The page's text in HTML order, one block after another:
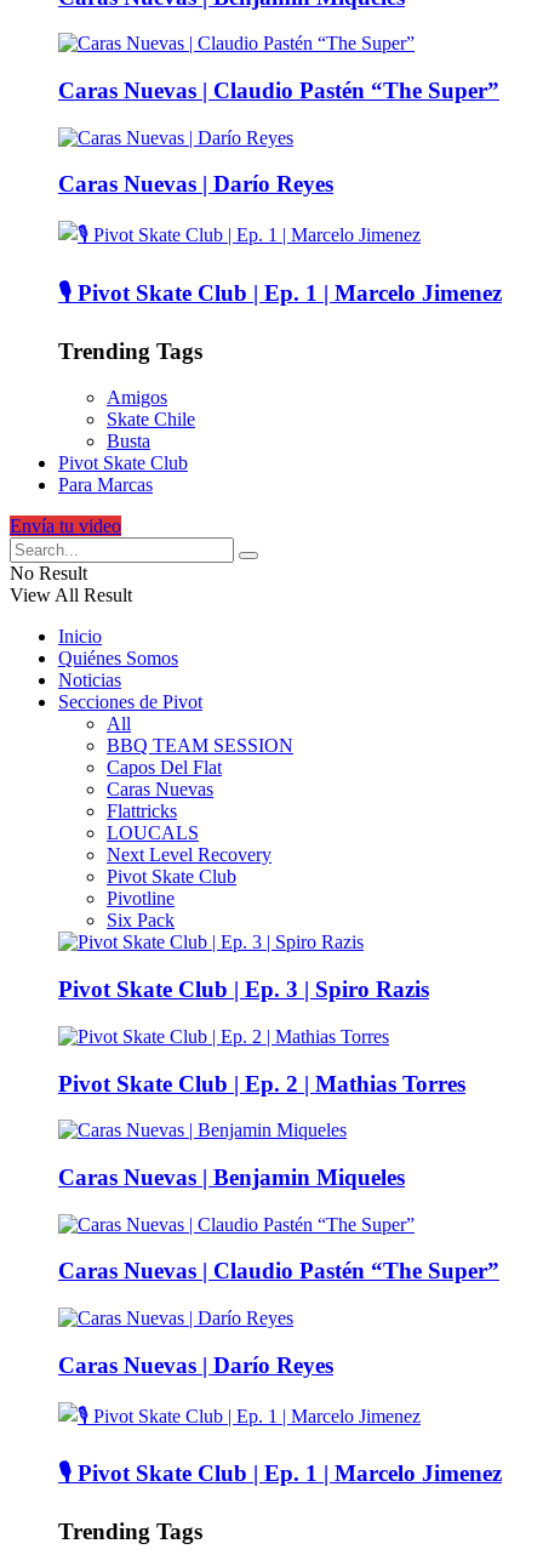
Caras Nuevas | Claudio Pastén “The Super”
Caras Nuevas | Darío Reyes
🎙️ Pivot Skate Club | Ep. 1 | Marcelo Jimenez
Trending Tags
Amigos
Skate Chile
Busta
Pivot Skate Club
Para Marcas
Envía tu video
No Result
View All Result
Inicio
Quiénes Somos
Noticias
Secciones de Pivot
All
BBQ TEAM SESSION
Capos Del Flat
Caras Nuevas
Flattricks
LOUCALS
Next Level Recovery
Pivot Skate Club
Pivotline
Six Pack
Pivot Skate Club | Ep. 3 | Spiro Razis
Pivot Skate Club | Ep. 2 | Mathias Torres
Caras Nuevas | Benjamin Miqueles
Caras Nuevas | Claudio Pastén “The Super”
Caras Nuevas | Darío Reyes
🎙️ Pivot Skate Club | Ep. 1 | Marcelo Jimenez
Trending Tags